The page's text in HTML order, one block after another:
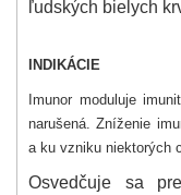
ľudských bielych
INDIKÁCIE
Imunor moduluje
narušená. Zníženie
a ku vzniku niektorých
Osvedčuje sa